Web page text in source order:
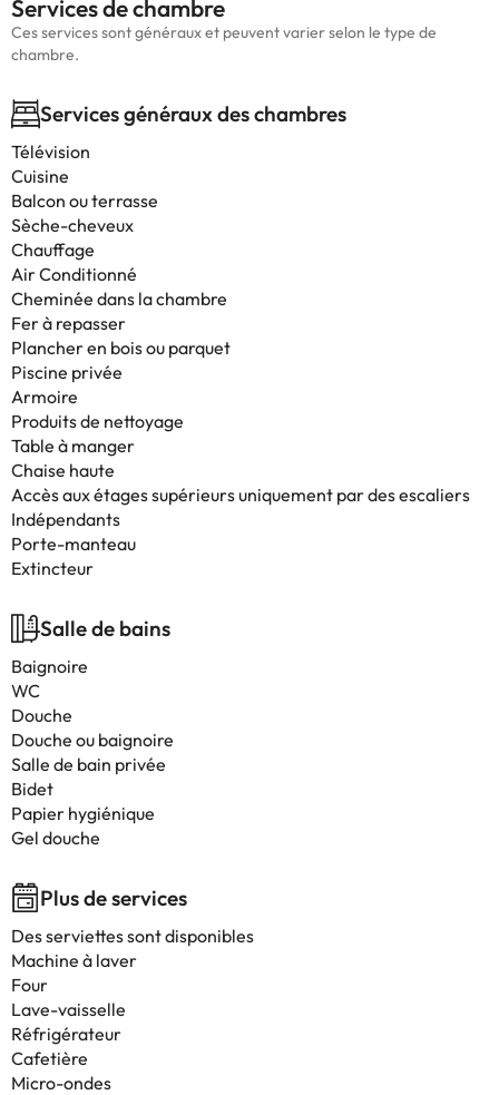
Services de chambre
Ces services sont généraux et peuvent varier selon le type de
chambre.
Services généraux des chambres
Télévision
Cuisine
Balcon ou terrasse
Sèche-cheveux
Chauffage
Air Conditionné
Cheminée dans la chambre
Fer à repasser
Plancher en bois ou parquet
Piscine privée
Armoire
Produits de nettoyage
Table à manger
Chaise haute
Accès aux étages supérieurs uniquement par des escaliers
Indépendants
Porte-manteau
Extincteur
Salle de bains
Baignoire
WC
Douche
Douche ou baignoire
Salle de bain privée
Bidet
Papier hygiénique
Gel douche
Plus de services
Des serviettes sont disponibles
Machine à laver
Four
Lave-vaisselle
Réfrigérateur
Cafetière
Micro-ondes